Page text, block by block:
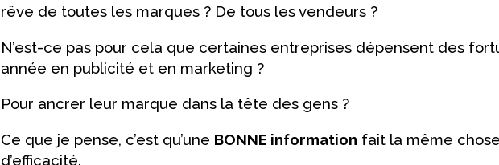
rêve de toutes les marques ? De tous les vendeurs ?
N’est-ce pas pour cela que certaines entreprises dépensent des
année en publicité et en marketing ?
Pour ancrer leur marque dans la tête des gens ?
Ce que je pense, c’est qu’une BONNE information fait la même
d’efficacité.